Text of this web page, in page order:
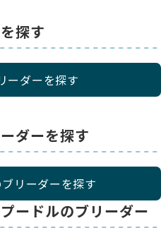
探す
ーダーを探す
ダーを探す
リーダーを探す
ードルのブリーダー